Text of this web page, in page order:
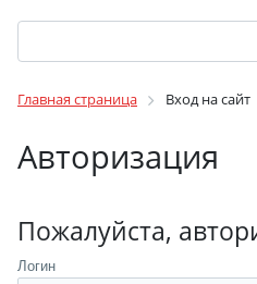
Главная страница Вход на сайт
Авторизация
Пожалуйста,
Логин